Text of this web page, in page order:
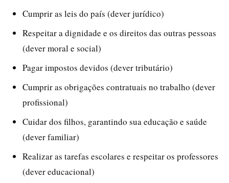
Cumprir as leis do país (dever jurídico)
Respeitar a dignidade e os direitos das outras pessoas
(dever moral e social)
Pagar impostos devidos (dever tributário)
Cumprir as obrigações contratuais no trabalho (dever
profissional)
Cuidar dos filhos, garantindo sua educação e saúde
(dever familiar)
Realizar as tarefas escolares e respeitar os professores
(dever educacional)